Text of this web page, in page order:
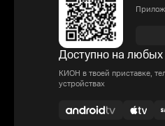
Доступно на
КИОН в твоей приставке,
устройствах